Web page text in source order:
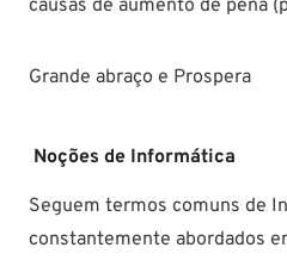
causas de aumento de pena
Grande abraço e Prospera
Noções de Informática
Seguem termos comuns de
constantemente abordados